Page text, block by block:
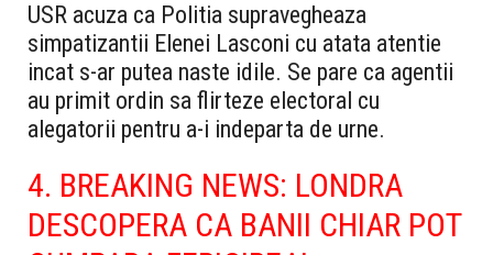
USR acuza ca Politia supravegheaza
simpatizantii Elenei Lasconi cu atata atentie
incat s-ar putea naste idile. Se pare ca agentii
au primit ordin sa flirteze electoral cu
alegatorii pentru a-i indeparta de urne.
4. BREAKING NEWS: LONDRA
DESCOPERA CA BANII CHIAR POT